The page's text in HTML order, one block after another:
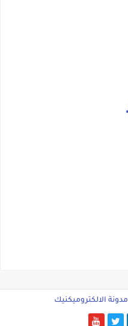
مدونة الالكتروميكنيك